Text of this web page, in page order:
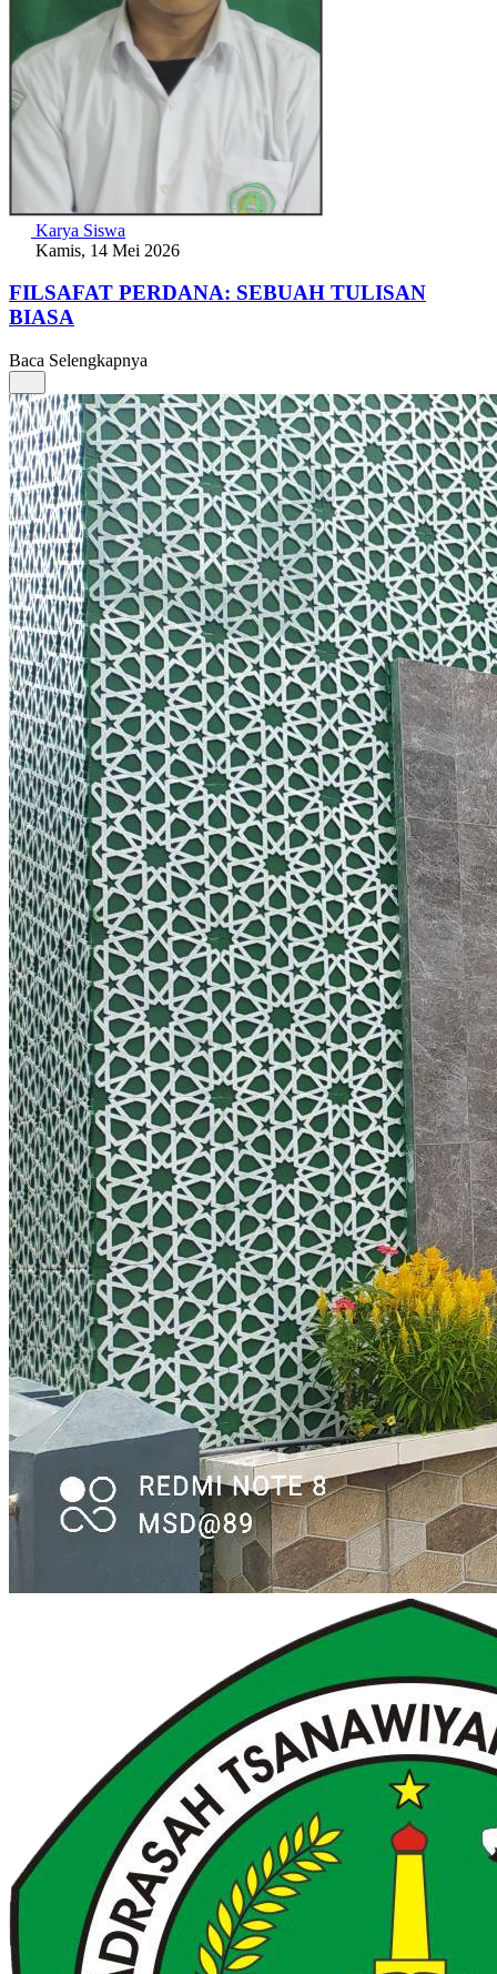
Karya Siswa
Kamis, 14 Mei 2026
FILSAFAT PERDANA: SEBUAH TULISAN
BIASA
Baca Selengkapnya